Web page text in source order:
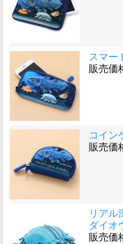
スマー
販売価
コイン
販売価
リアル
ダイオ
販売価